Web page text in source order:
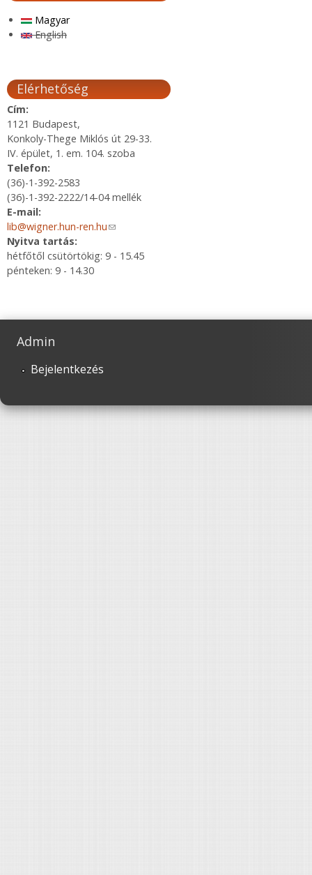
Magyar
English
Elérhetőség
Cím:
1121 Budapest,
Konkoly-Thege Miklós út 29-33.
IV. épület, 1. em. 104. szoba
Telefon:
(36)-1-392-2583
(36)-1-392-2222/14-04 mellék
E-mail:
lib@wigner.hun-ren.hu(link sends e-mail)
Nyitva tartás:
hétfőtől csütörtökig: 9 - 15.45
pénteken: 9 - 14.30
Admin
Bejelentkezés